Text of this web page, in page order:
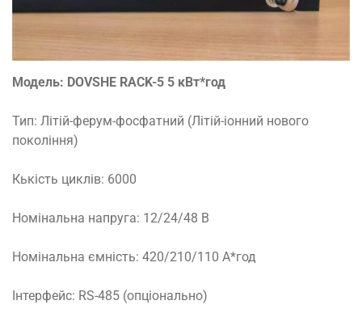
Модель: DOVSHE RACK-5 5 кВт*год
Тип: Літій-ферум-фосфатний (Літій-іонний нового
покоління)
Кькість циклів: 6000
Номінальна напруга: 12/24/48 В
Номінальна ємність: 420/210/110 А*год
Інтерфейс: RS-485 (опціонально)